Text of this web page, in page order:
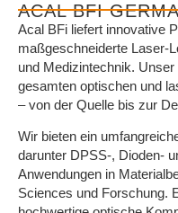
ACAL BFI
Acal BFi liefert innovative
maßgeschneiderte Laser-
und Medizintechnik.
gesamten optischen und
– von der Quelle bis zur
Wir bieten ein
darunter DPSS-, Dioden-
Anwendungen in
Sciences und Forschung.